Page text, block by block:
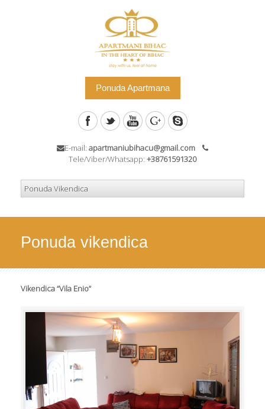
Ponuda Apartmana
E-mail: apartmaniubihacu@gmail.com
Tele/Viber/Whatsapp: +38761591320
Ponuda vikendica
Vikendica “Vila Enio”